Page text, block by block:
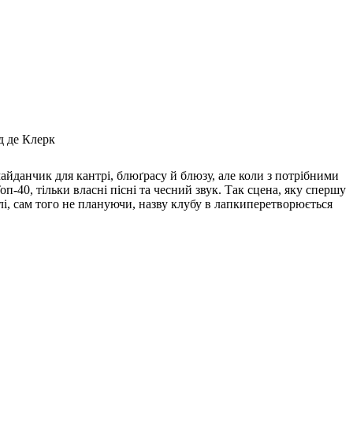
де Клерк
для кантрі, блюґрасу й блюзу, але коли з потрібними
40, тільки власні пісні та чесний звук. Так сцена, яку спершу
сам того не плануючи, назву клубу в лапкиперетворюється